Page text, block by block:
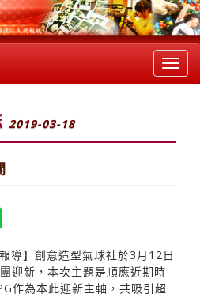
2019-03-18
導】創意造型氣球社於3月12日
迎新，本次主題是順應近期時
作為本此迎新主軸，共吸引超